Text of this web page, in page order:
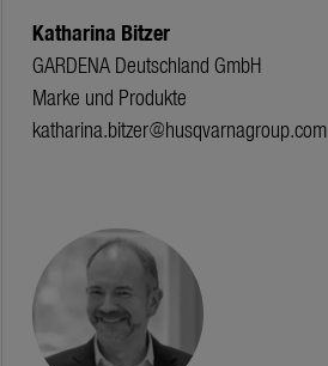
Katharina Bitzer
GARDENA Deutschland GmbH
Marke und Produkte
katharina.bitzer@husqvarnagroup.com